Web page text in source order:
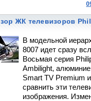
ЖК телевизоров
В модельной
8007 идет сразу
Восьмая серия
Ambilight,
Smart TV Premium
сравнить эти
изображения.